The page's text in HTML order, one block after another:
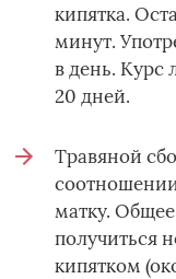
кипятка.
минут.
в день. Курс
20 дней.
Травяной
матку.
получиться
кипятком